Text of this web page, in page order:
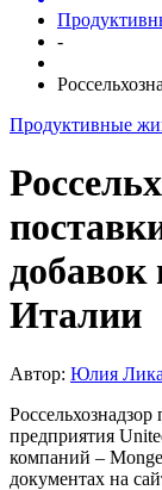
-
Продуктивные
Италии
Автор: Юлия
предприятия
компаний –
документах на